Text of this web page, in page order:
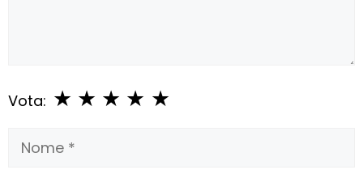
Vota: ★
★
★
★
★
Nome